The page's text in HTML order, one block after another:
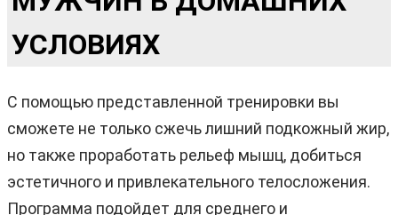
УСЛОВИЯХ
С помощью представленной тренировки вы
сможете не только сжечь лишний подкожный жир,
но также проработать рельеф мышц, добиться
эстетичного и привлекательного телосложения.
Программа подойдет для среднего и